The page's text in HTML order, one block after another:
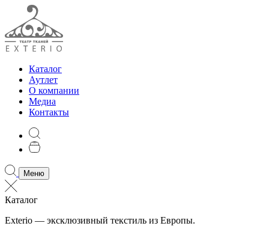
Каталог
Аутлет
О компании
Медиа
Контакты
Меню
Каталог
Exterio — эксклюзивный текстиль из Европы.